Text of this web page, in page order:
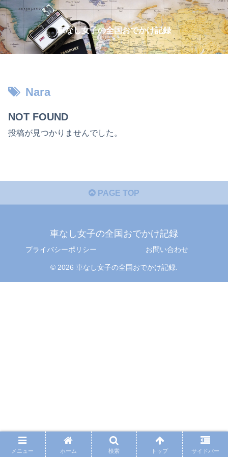
車なし女子の全国おでかけ記録
Nara
NOT FOUND
投稿が見つかりませんでした。
PAGE TOP
車なし女子の全国おでかけ記録
プライバシーポリシー お問い合わせ
© 2026 車なし女子の全国おでかけ記録.
メニュー ホーム 検索 トップ サイドバー